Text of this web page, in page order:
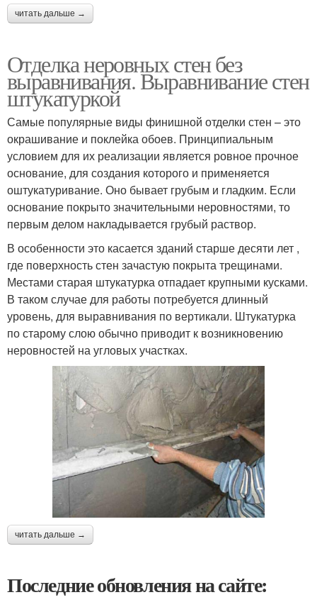
читать дальше →
Отделка неровных стен без
выравнивания. Выравнивание стен
штукатуркой
Самые популярные виды финишной отделки стен – это
окрашивание и поклейка обоев. Принципиальным
условием для их реализации является ровное прочное
основание, для создания которого и применяется
оштукатуривание. Оно бывает грубым и гладким. Если
основание покрыто значительными неровностями, то
первым делом накладывается грубый раствор.
В особенности это касается зданий старше десяти лет ,
где поверхность стен зачастую покрыта трещинами.
Местами старая штукатурка отпадает крупными кусками.
В таком случае для работы потребуется длинный
уровень, для выравнивания по вертикали. Штукатурка
по старому слою обычно приводит к возникновению
неровностей на угловых участках.
читать дальше →
Последние обновления на сайте: